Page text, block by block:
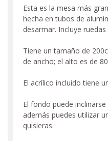
Esta es la mesa más
hecha en tubos de
desarmar. Incluye ruedas
Tiene un tamaño de
de ancho; el alto es de
El acrílico incluido tiene
El fondo puede
además puedes utilizar
quisieras.